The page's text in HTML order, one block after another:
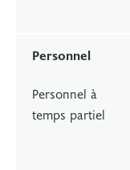
Personnel
Personnel à
temps partiel